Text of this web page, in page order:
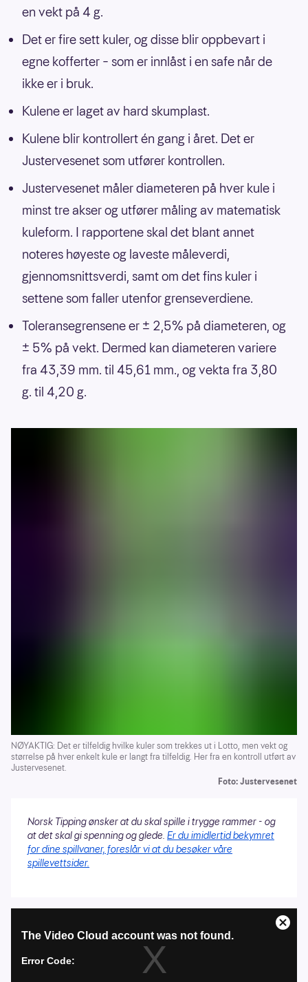
en vekt på 4 g.
Det er fire sett kuler, og disse blir oppbevart i
egne kofferter – som er innlåst i en safe når de
ikke er i bruk.
Kulene er laget av hard skumplast.
Kulene blir kontrollert én gang i året. Det er
Justervesenet som utfører kontrollen.
Justervesenet måler diameteren på hver kule i
minst tre akser og utfører måling av matematisk
kuleform. I rapportene skal det blant annet
noteres høyeste og laveste måleverdi,
gjennomsnittsverdi, samt om det fins kuler i
settene som faller utenfor grenseverdiene.
Toleransegrensene er ± 2,5% på diameteren, og
± 5% på vekt. Dermed kan diameteren variere
fra 43,39 mm. til 45,61 mm., og vekta fra 3,80
g. til 4,20 g.
NØYAKTIG: Det er tilfeldig hvilke kuler som trekkes ut i Lotto, men vekt og
størrelse på hver enkelt kule er langt fra tilfeldig. Her fra en kontroll utført av
Justervesenet.
Foto: Justervesenet
Norsk Tipping ønsker at du skal spille i trygge rammer - og
at det skal gi spenning og glede. Er du imidlertid bekymret
for dine spillvaner, foreslår vi at du besøker våre
spillevettsider.